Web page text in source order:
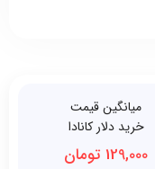
میانگین قیمت
خرید دلار کانادا
129,000 تومان